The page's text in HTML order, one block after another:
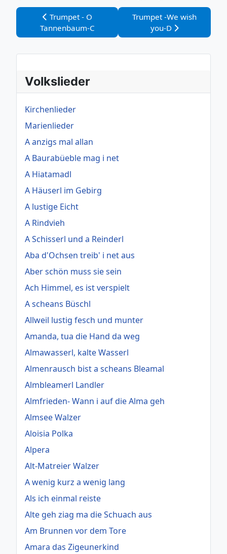
Vorheriger Beitrag: Trumpet - O Tannenbaum-C
Trumpet - O
Tannenbaum-C
Nächster Beitrag:
Trumpet -We wish
you-D
Volkslieder
Kirchenlieder
Marienlieder
A anzigs mal allan
A Baurabüeble mag i net
A Hiatamadl
A Häuserl im Gebirg
A lustige Eicht
A Rindvieh
A Schisserl und a Reinderl
Aba d'Ochsen treib' i net aus
Aber schön muss sie sein
Ach Himmel, es ist verspielt
A scheans Büschl
Allweil lustig fesch und munter
Amanda, tua die Hand da weg
Almawasserl, kalte Wasserl
Almenrausch bist a scheans Bleamal
Almbleamerl Landler
Almfrieden- Wann i auf die Alma geh
Almsee Walzer
Aloisia Polka
Alpera
Alt-Matreier Walzer
A wenig kurz a wenig lang
Als ich einmal reiste
Alte geh ziag ma die Schuach aus
Am Brunnen vor dem Tore
Amara das Zigeunerkind